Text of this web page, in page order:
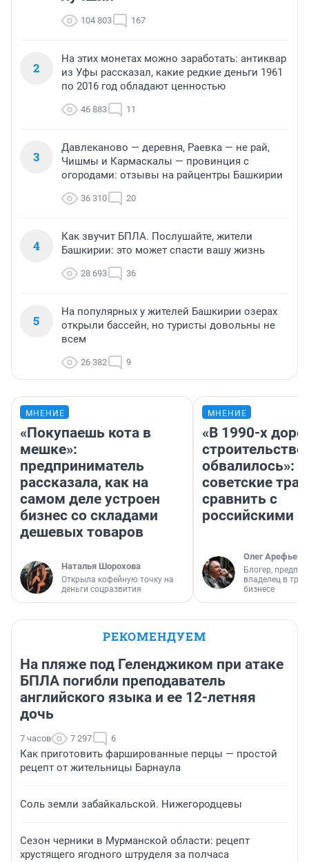
104 803 167
2
На этих монетах можно заработать: антиквар
из Уфы рассказал, какие редкие деньги 1961
по 2016 год обладают ценностью
46 883 11
3
Давлеканово — деревня, Раевка — не рай,
Чишмы и Кармаскалы — провинция с
огородами: отзывы на райцентры Башкирии
36 310 20
4
Как звучит БПЛА. Послушайте, жители
Башкирии: это может спасти вашу жизнь
28 693 36
5
На популярных у жителей Башкирии озерах
открыли бассейн, но туристы довольны не
всем
26 382 9
МНЕНИЕ
«Покупаешь кота в
мешке»:
предприниматель
рассказала, как на
самом деле устроен
бизнес со складами
дешевых товаров
Наталья Шорохова
Открыла кофейную точку на
деньги соцразвития
МНЕНИЕ
«В 1990-х
строительство
обвалилось»:
советские
сравнить с
российскими
Олег Арефьев
Блогер,
владелец в
бизнесе
РЕКОМЕНДУЕМ
На пляже под Геленджиком при атаке
БПЛА погибли преподаватель
английского языка и ее 12-летняя
дочь
7 часов 7 297 6
Как приготовить фаршированные перцы — простой
рецепт от жительницы Барнаула
Соль земли забайкальской. Нижегородцевы
Сезон черники в Мурманской области: рецепт
хрустящего ягодного штруделя за полчаса